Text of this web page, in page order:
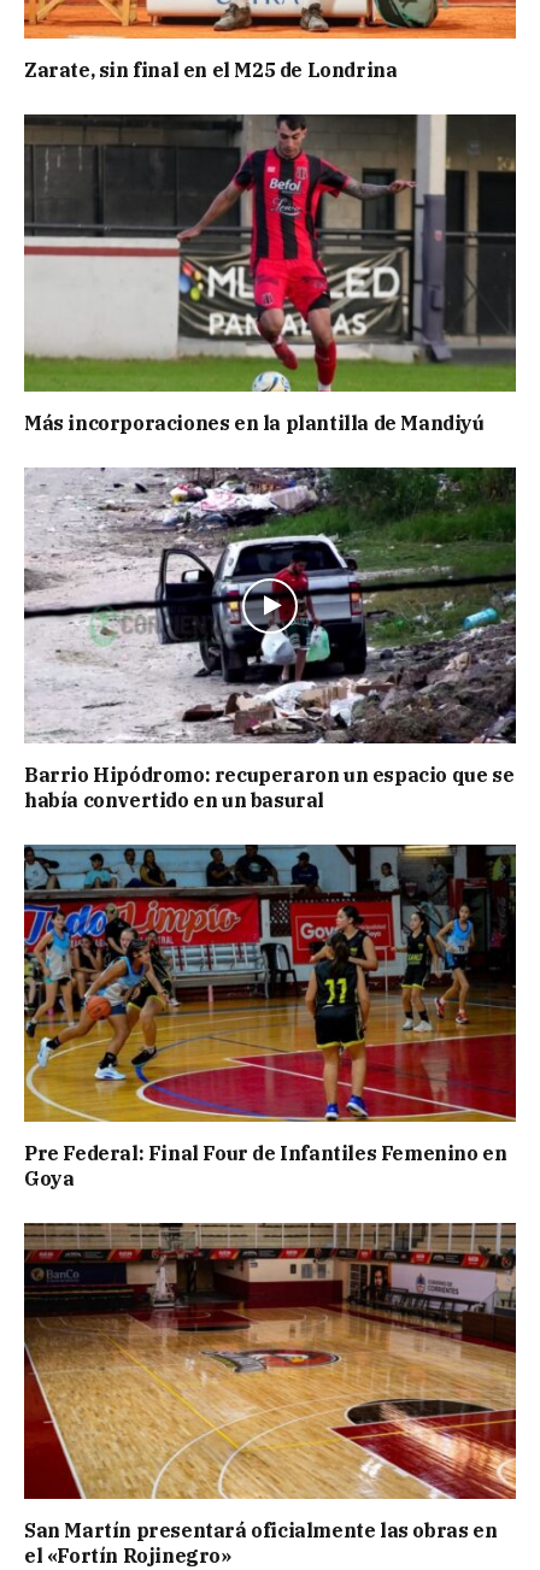
Zarate, sin final en el M25 de Londrina
Más incorporaciones en la plantilla de Mandiyú
Barrio Hipódromo: recuperaron un espacio que se
había convertido en un basural
Pre Federal: Final Four de Infantiles Femenino en
Goya
San Martín presentará oficialmente las obras en
el «Fortín Rojinegro»